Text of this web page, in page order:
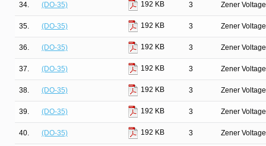
34. (DO-35) 192 KB 3 Zener
35. (DO-35) 192 KB 3 Zener
36. (DO-35) 192 KB 3 Zener
37. (DO-35) 192 KB 3 Zener
38. (DO-35) 192 KB 3 Zener
39. (DO-35) 192 KB 3 Zener
40. (DO-35) 192 KB 3 Zener